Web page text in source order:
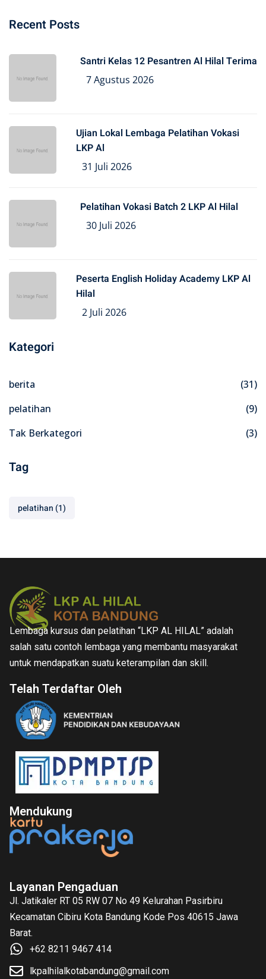
Recent Posts
Santri Kelas 12 Pesantren Al Hilal Terima
7 Agustus 2026
Ujian Lokal Lembaga Pelatihan Vokasi
LKP Al
31 Juli 2026
Pelatihan Vokasi Batch 2 LKP Al Hilal
30 Juli 2026
Peserta English Holiday Academy LKP Al
Hilal
2 Juli 2026
Kategori
berita
(31)
pelatihan
(9)
Tak Berkategori
(3)
Tag
pelatihan (1)
Lembaga kursus dan pelatihan “LKP AL HILAL” adalah
salah satu contoh lembaga yang membantu masyarakat
untuk mendapatkan suatu keterampilan dan skill.
Telah Terdaftar Oleh
Mendukung
Layanan Pengaduan
Jl. Jatikaler RT 05 RW 07 No 49 Kelurahan Pasirbiru
Kecamatan Cibiru Kota Bandung Kode Pos 40615 Jawa
Barat.
+62 8211 9467 414
lkpalhilalkotabandung@gmail.com